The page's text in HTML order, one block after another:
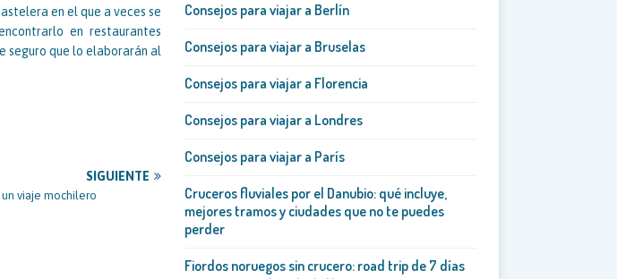
en el que a veces se
en restaurantes
seguro que lo elaborarán al
SIGUIENTE
viaje mochilero
Consejos para viajar a Berlín
Consejos para viajar a Bruselas
Consejos para viajar a Florencia
Consejos para viajar a Londres
Consejos para viajar a París
Cruceros fluviales por el Danubio: qué incluye,
mejores tramos y ciudades que no te puedes
perder
Fiordos noruegos sin crucero: road trip de 7 días